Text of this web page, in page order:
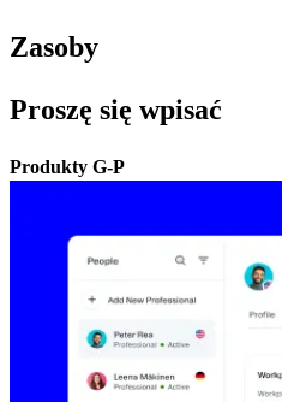
Zasoby​​
Proszę się wpisać​​
Produkty G-P​​